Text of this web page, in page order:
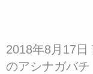
2018年8月17日
のアシナガバチ